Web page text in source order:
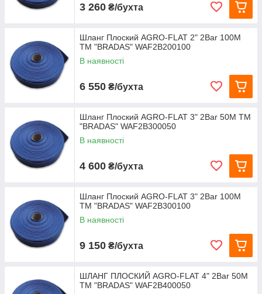
3 260 ₴/бухта
Шланг Плоский AGRO-FLAT 2" 2Bar 100М
TM "BRADAS" WAF2B200100
В наявності
6 550 ₴/бухта
Шланг Плоский AGRO-FLAT 3" 2Bar 50М TM
"BRADAS" WAF2B300050
В наявності
4 600 ₴/бухта
Шланг Плоский AGRO-FLAT 3" 2Bar 100М
TM "BRADAS" WAF2B300100
В наявності
9 150 ₴/бухта
ШЛАНГ ПЛОСКИЙ AGRO-FLAT 4" 2Bar 50М
TM "BRADAS" WAF2B400050